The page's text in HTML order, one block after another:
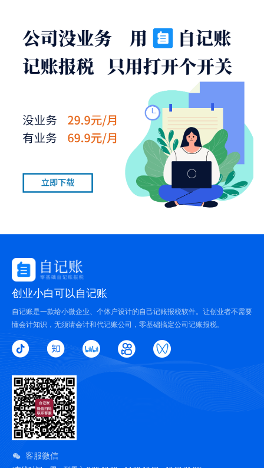
创业小白可以自记账
自记账是一款给小微企业、个体户设计的自己记账报税软件。让创业者不需要
懂会计知识，无须请会计和代记账公司，零基础搞定公司记账报税。
客服微信